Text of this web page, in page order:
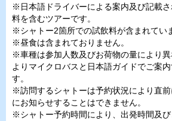
※日本語ドライバーによる案内及び記載
料を含むツアーです。
※シャトー2箇所での試飲料が含まれてい
※昼食は含まれておりません。
※車種は参加人数及びお荷物の量により
よりマイクロバスと日本語ガイドでご案
す。
※訪問するシャトーは予約状況により直
にお知らせすることはできません。
※シャトー予約時間により、出発時間及